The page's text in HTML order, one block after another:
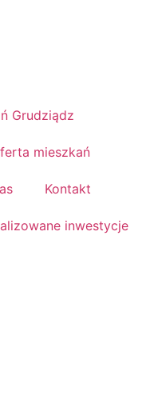
Grudziądz
mieszkań
Kontakt
inwestycje